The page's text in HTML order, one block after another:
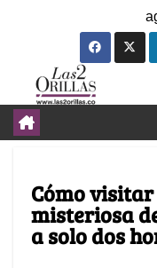
Cómo
misteriosa
a solo dos